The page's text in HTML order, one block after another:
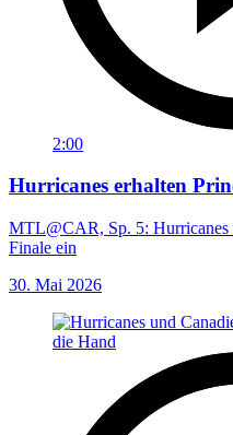
2:00
Hurricanes erhalten
MTL@CAR, Sp. 5: Hurricanes
Finale ein
30. Mai 2026